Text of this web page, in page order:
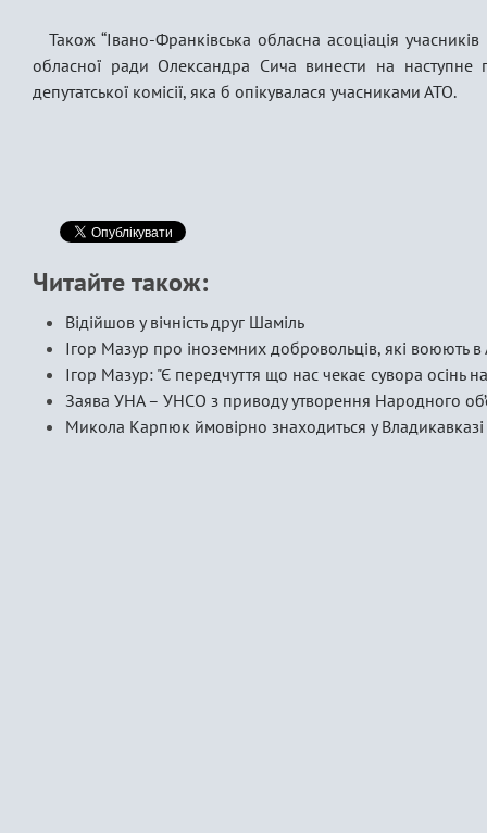
Також “Івано-Франківська обласна асоціація
обласної ради Олександра Сича винести на наступне
депутатської комісії, яка б опікувалася учасниками АТО.
Читайте також:
Відійшов у вічність друг Шаміль
Ігор Мазур про іноземних добровольців, які воюють
Ігор Мазур: "Є передчуття що нас чекає сувора осінь
Заява УНА – УНСО з приводу утворення Народного
Микола Карпюк ймовірно знаходиться у Владикавказі